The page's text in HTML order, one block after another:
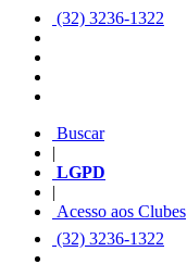
(32) 3236-1322
Buscar
|
LGPD
|
Acesso aos Clubes
(32) 3236-1322